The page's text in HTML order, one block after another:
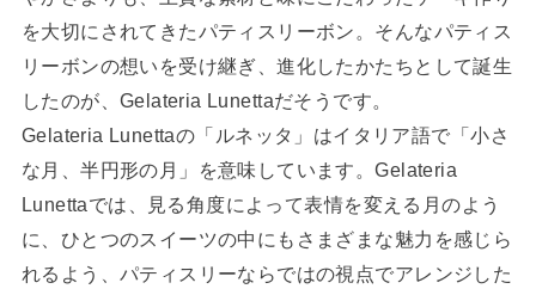
を大切にされてきたパティスリーボン。そんなパティス
リーボンの想いを受け継ぎ、進化したかたちとして誕生
したのが、Gelateria Lunettaだそうです。
Gelateria Lunettaの「ルネッタ」はイタリア語で「小さ
な月、半円形の月」を意味しています。Gelateria
Lunettaでは、見る角度によって表情を変える月のよう
に、ひとつのスイーツの中にもさまざまな魅力を感じら
れるよう、パティスリーならではの視点でアレンジした